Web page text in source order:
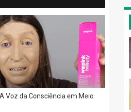
Voz da Consciência em Meio